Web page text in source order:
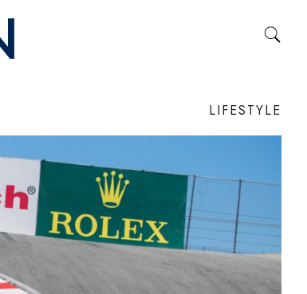
LIFESTYLE